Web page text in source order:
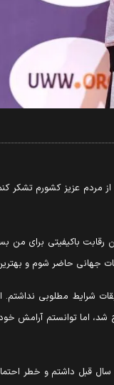
مردم عزیز کشورم تشکر
رقابت باکیفیتی برای
شرایط مطلوبی نداشتم.
اما توانستم آرامش
سال قبل داشتم و خطر